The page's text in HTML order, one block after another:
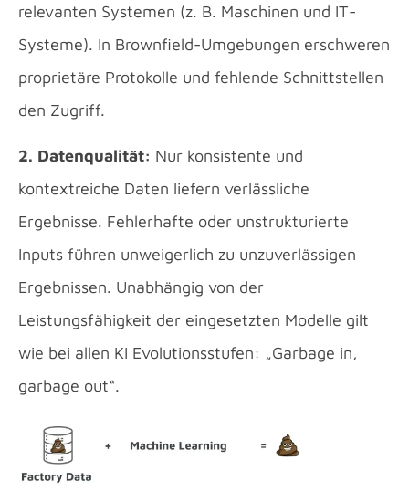
relevanten Systemen (z. B. Maschinen und IT-
Systeme). In Brownfield-Umgebungen erschweren
proprietäre Protokolle und fehlende Schnittstellen
den Zugriff.
2. Datenqualität: Nur konsistente und
kontextreiche Daten liefern verlässliche
Ergebnisse. Fehlerhafte oder unstrukturierte
Inputs führen unweigerlich zu unzuverlässigen
Ergebnissen. Unabhängig von der
Leistungsfähigkeit der eingesetzten Modelle gilt
wie bei allen KI Evolutionsstufen: „Garbage in,
garbage out“.